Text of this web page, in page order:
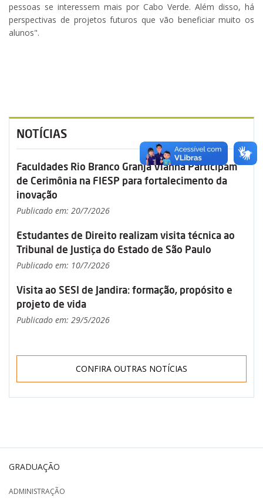
pessoas se interessem mais por Cabo Verde. Além disso, há
perspectivas de projetos futuros que vão beneficiar muito os
alunos".
NOTÍCIAS
Faculdades Rio Branco Granja Vianna Participam
de Cerimônia na FIESP para fortalecimento da
inovação
Publicado em: 20/7/2026
Estudantes de Direito realizam visita técnica ao
Tribunal de Justiça do Estado de São Paulo
Publicado em: 10/7/2026
Visita ao SESI de Jandira: formação, propósito e
projeto de vida
Publicado em: 29/5/2026
CONFIRA OUTRAS NOTÍCIAS
GRADUAÇÃO
ADMINISTRAÇÃO